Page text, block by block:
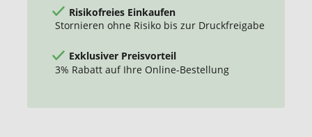
Risikofreies Einkaufen
Stornieren ohne Risiko bis zur Druckfreigabe
Exklusiver Preisvorteil
3% Rabatt auf Ihre Online-Bestellung